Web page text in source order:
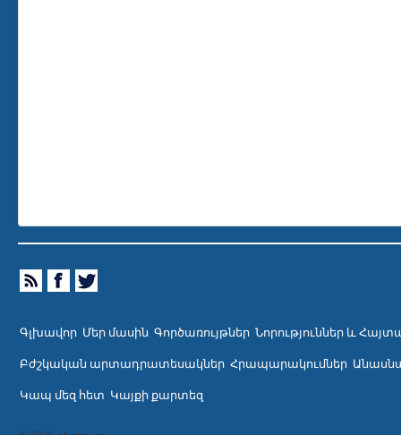
Գլխավոր Մեր մասին Գործառույթներ Նորություններ և
Բժշկական արտադրատեսակներ Հրապարակումներ
Կապ մեզ հետ Կայքի քարտեզ